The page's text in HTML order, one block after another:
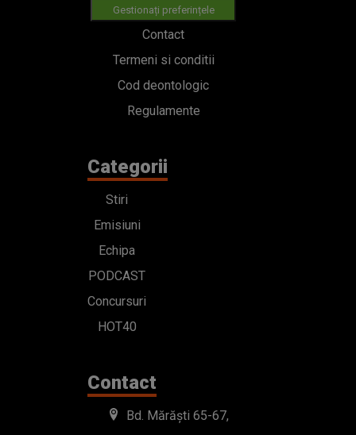
Gestionați preferințele
Contact
Termeni si conditii
Cod deontologic
Regulamente
Categorii
Stiri
Emisiuni
Echipa
PODCAST
Concursuri
HOT40
Contact
Bd. Mărăști 65-67,